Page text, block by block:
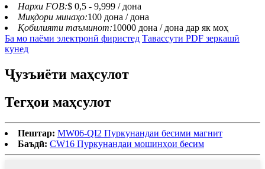
Нархи FOB:$ 0,5 - 9,999 / дона
Миқдори минаҳо:100 дона / дона
Қобилияти таъминот:10000 дона / дона дар як моҳ
Ба мо паёми электронӣ фиристед Тавассути PDF зеркашӣ
кунед
Ҷузъиёти маҳсулот
Тегҳои маҳсулот
Пештар: MW06-QI2 Пуркунандаи бесими магнит
Баъдӣ: CW16 Пуркунандаи мошинҳои бесим